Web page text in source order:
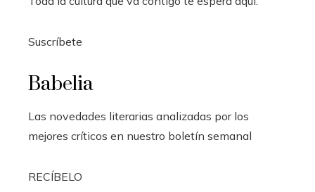
Suscríbete
Babelia
Las novedades literarias analizadas por los
mejores críticos en nuestro boletín semanal
RECÍBELO